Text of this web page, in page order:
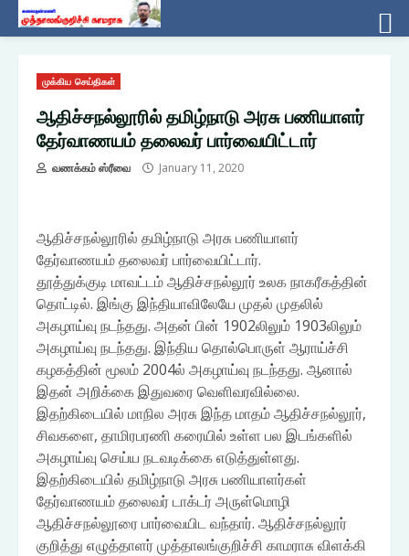
content
முக்கிய செய்திகள்
ஆதிச்சநல்லூரில் தமிழ்நாடு அரசு பணியாளர்
தேர்வாணயம் தலைவர் பார்வையிட்டார்
வணக்கம் ஸ்ரீவை January 11, 2020
ஆதிச்சநல்லூரில் தமிழ்நாடு அரசு பணியாளர்
தேர்வாணயம் தலைவர் பார்வையிட்டார்.
தூத்துக்குடி மாவட்டம் ஆதிச்சநல்லூர் உலக நாகரீகத்தின்
தொட்டில். இங்கு இந்தியாவிலேயே முதல் முதலில்
அகழாய்வு நடந்தது. அதன் பின் 1902லிலும் 1903லிலும்
அகழாய்வு நடந்தது. இந்திய தொல்பொருள் ஆராய்ச்சி
கழகத்தின் மூலம் 2004ல் அகழாய்வு நடந்தது. ஆனால்
இதன் அறிக்கை இதுவரை வெளிவரவில்லை.
இதற்கிடையில் மாநில அரசு இந்த மாதம் ஆதிச்சநல்லூர்,
சிவகளை, தாமிரபரணி கரையில் உள்ள பல இடங்களில்
அகழாய்வு செய்ய நடவடிக்கை எடுத்துள்ளது.
இதற்கிடையில் தமிழ்நாடு அரசு பணியாளர்கள்
தேர்வாணயம் தலைவர் டாக்டர் அருள்மொழி
ஆதிச்சநல்லூரை பார்வையிட வந்தார். ஆதிச்சநல்லூர்
குறித்து எழுத்தாளர் முத்தாலங்குறிச்சி காமராசு விளக்கி